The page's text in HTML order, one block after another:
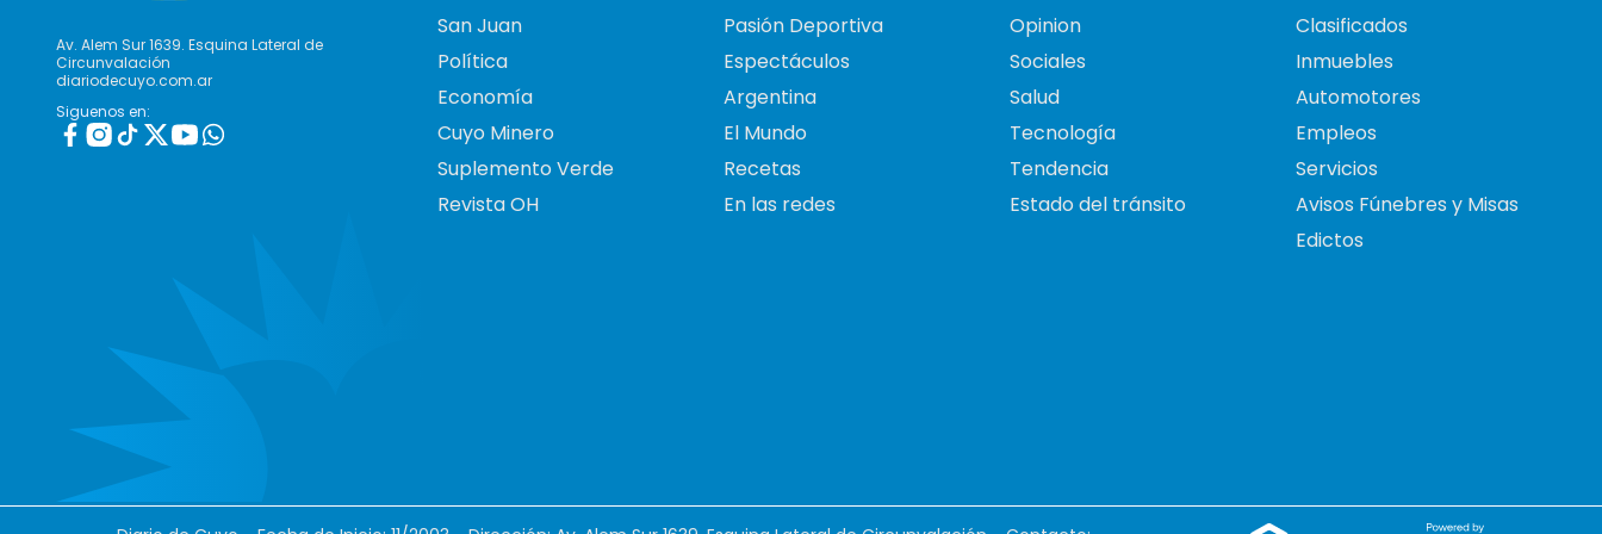
Av. Alem Sur 1639. Esquina Lateral de
Circunvalación
diariodecuyo.com.ar
Siguenos en:
San Juan
Política
Economía
Cuyo Minero
Suplemento Verde
Revista OH
Pasión Deportiva
Espectáculos
Argentina
El Mundo
Recetas
En las redes
Opinion
Sociales
Salud
Tecnología
Tendencia
Estado del tránsito
Clasificados
Inmuebles
Automotores
Empleos
Servicios
Avisos Fúnebres y Misas
Edictos